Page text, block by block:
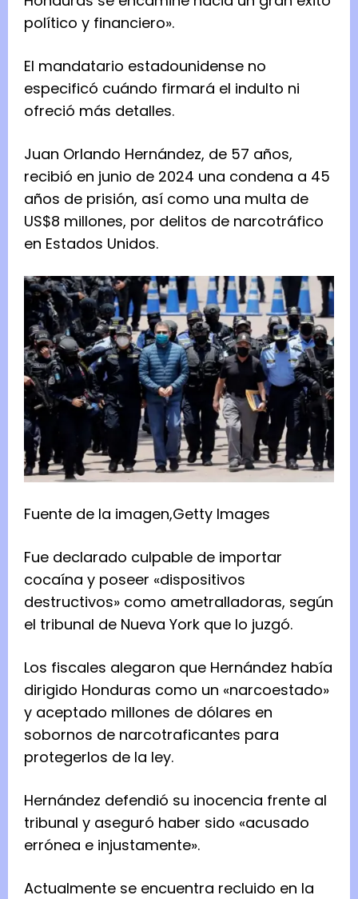
político y financiero».
El mandatario estadounidense no
especificó cuándo firmará el indulto ni
ofreció más detalles.
Juan Orlando Hernández, de 57 años,
recibió en junio de 2024 una condena a 45
años de prisión, así como una multa de
US$8 millones, por delitos de narcotráfico
en Estados Unidos.
Fuente de la imagen,Getty Images
Fue declarado culpable de importar
cocaína y poseer «dispositivos
destructivos» como ametralladoras, según
el tribunal de Nueva York que lo juzgó.
Los fiscales alegaron que Hernández había
dirigido Honduras como un «narcoestado»
y aceptado millones de dólares en
sobornos de narcotraficantes para
protegerlos de la ley.
Hernández defendió su inocencia frente al
tribunal y aseguró haber sido «acusado
errónea e injustamente».
Actualmente se encuentra recluido en la